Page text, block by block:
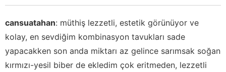
cansuatahan: müthiş lezzetli, estetik görünüyor ve
kolay, en sevdiğim kombinasyon tavukları sade
yapacakken son anda miktarı az gelince sarımsak soğan
kırmızı-yesil biber de ekledim çok eritmeden, lezzetli